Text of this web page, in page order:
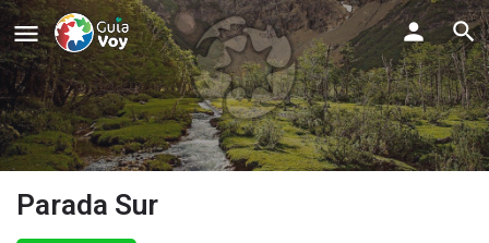
Parada Sur